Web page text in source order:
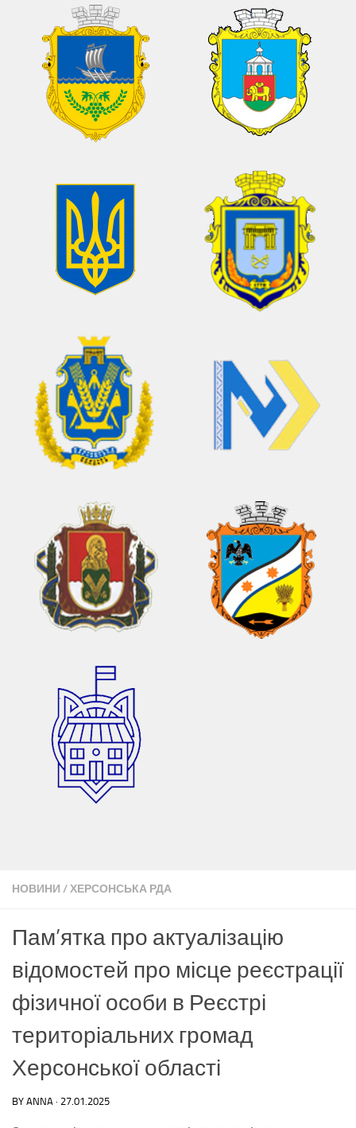
НОВИНИ /ХЕРСОНСЬКА РДА
Пам’ятка про актуалізацію
відомостей про місце реєстрації
фізичної особи в Реєстрі
територіальних громад
Херсонської області
BY ANNA · 27.01.2025